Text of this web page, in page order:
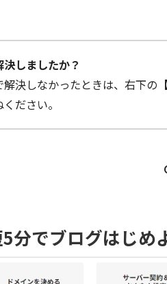
しましたか？
解決しなかったときは、右下の
ださい。
分でブログはじめ